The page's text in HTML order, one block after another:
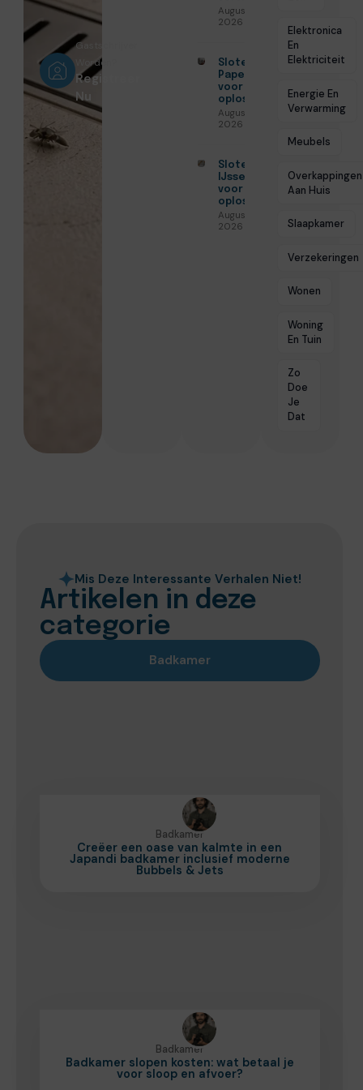
Augustus 5,
2026
Slotenmaker
Papendrecht
voor veilige
oplossingen
Augustus 3,
2026
Slotenmaker
IJsselstein
voor veilige
oplossingen
Augustus 3,
2026
Elektronica
En
Elektriciteit
Energie En
Verwarming
Meubels
Overkappingen
Aan Huis
Slaapkamer
Verzekeringen
Wonen
Woning
En Tuin
Zo
Doe
Je
Dat
Gastschrijver
Worden?
Registreer
Nu
Mis Deze Interessante Verhalen Niet!
Artikelen in deze
categorie
Badkamer
Badkamer
Creëer een oase van kalmte in een
Japandi badkamer inclusief moderne
Bubbels & Jets
Badkamer
Badkamer slopen kosten: wat betaal je
voor sloop en afvoer?